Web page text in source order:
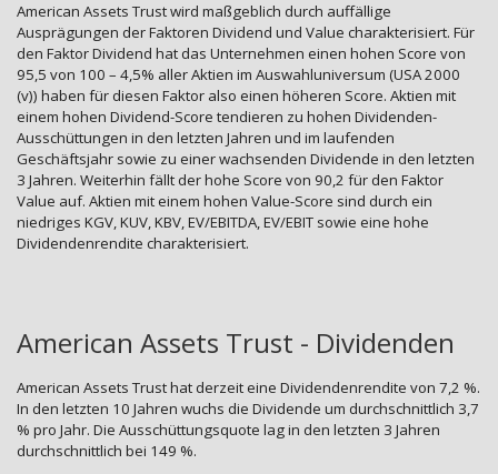
American Assets Trust wird maßgeblich durch auffällige
Ausprägungen der Faktoren Dividend und Value charakterisiert. Für
den Faktor Dividend hat das Unternehmen einen hohen Score von
95,5 von 100 – 4,5% aller Aktien im Auswahluniversum (USA 2000
(v)) haben für diesen Faktor also einen höheren Score. Aktien mit
einem hohen Dividend-Score tendieren zu hohen Dividenden-
Ausschüttungen in den letzten Jahren und im laufenden
Geschäftsjahr sowie zu einer wachsenden Dividende in den letzten
3 Jahren. Weiterhin fällt der hohe Score von 90,2 für den Faktor
Value auf. Aktien mit einem hohen Value-Score sind durch ein
niedriges KGV, KUV, KBV, EV/EBITDA, EV/EBIT sowie eine hohe
Dividendenrendite charakterisiert.
American Assets Trust - Dividenden
American Assets Trust hat derzeit eine Dividendenrendite von 7,2 %.
In den letzten 10 Jahren wuchs die Dividende um durchschnittlich 3,7
% pro Jahr. Die Ausschüttungsquote lag in den letzten 3 Jahren
durchschnittlich bei 149 %.